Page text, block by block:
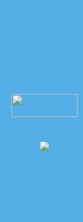
于光电扫描原理